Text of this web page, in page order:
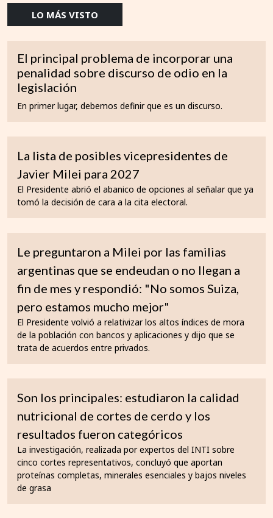
LO MÁS VISTO
El principal problema de incorporar una
penalidad sobre discurso de odio en la
legislación
En primer lugar, debemos definir que es un discurso.
La lista de posibles vicepresidentes de
Javier Milei para 2027
El Presidente abrió el abanico de opciones al señalar que ya
tomó la decisión de cara a la cita electoral.
Le preguntaron a Milei por las familias
argentinas que se endeudan o no llegan a
fin de mes y respondió: "No somos Suiza,
pero estamos mucho mejor"
El Presidente volvió a relativizar los altos índices de mora
de la población con bancos y aplicaciones y dijo que se
trata de acuerdos entre privados.
Son los principales: estudiaron la calidad
nutricional de cortes de cerdo y los
resultados fueron categóricos
La investigación, realizada por expertos del INTI sobre
cinco cortes representativos, concluyó que aportan
proteínas completas, minerales esenciales y bajos niveles
de grasa